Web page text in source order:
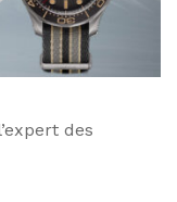
des